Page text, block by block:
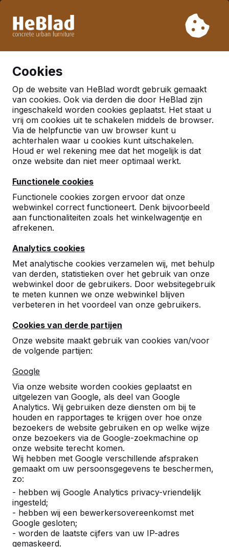
week 33. Houdt u daarom rekening met langere levertijden.
Cookies
Op de website van HeBlad wordt gebruik gemaakt
van cookies. Ook via derden die door HeBlad zijn
ingeschakeld worden cookies geplaatst. Het staat u
vrij om cookies uit te schakelen middels de browser.
Via de helpfunctie van uw browser kunt u
achterhalen waar u cookies kunt uitschakelen.
Houd er wel rekening mee dat het mogelijk is dat
onze website dan niet meer optimaal werkt.
Functionele cookies
Functionele cookies zorgen ervoor dat onze
webwinkel correct functioneert. Denk bijvoorbeeld
aan functionaliteiten zoals het winkelwagentje en
afrekenen.
Analytics cookies
Met analytische cookies verzamelen wij, met behulp
van derden, statistieken over het gebruik van onze
webwinkel door de gebruikers. Door websitegebruik
te meten kunnen we onze webwinkel blijven
verbeteren in het voordeel van onze gebruikers.
Cookies van derde partijen
Onze website maakt gebruik van cookies van/voor
de volgende partijen:
Google
Via onze website worden cookies geplaatst en
uitgelezen van Google, als deel van Google
Analytics. Wij gebruiken deze diensten om bij te
houden en rapportages te krijgen over hoe onze
bezoekers de website gebruiken en op welke wijze
onze bezoekers via de Google-zoekmachine op
onze website terecht komen.
Wij hebben met Google verschillende afspraken
gemaakt om uw persoonsgegevens te beschermen,
zo:
- hebben wij Google Analytics privacy-vriendelijk
ingesteld;
- hebben wij een bewerkersovereenkomst met
Google gesloten;
- worden de laatste cijfers van uw IP-adres
gemaskeerd.
Al meer dan 30.000 producten verkocht
Nederland
Referenties in:
Papendrecht
locatie.
Referenties
U vindt onze producten in heel Europa en
zelfs daarbuiten. Bekijk hier waar bij u in de
buurt al een HeBlad product staat.
Product
Categorie
Alles weergeven